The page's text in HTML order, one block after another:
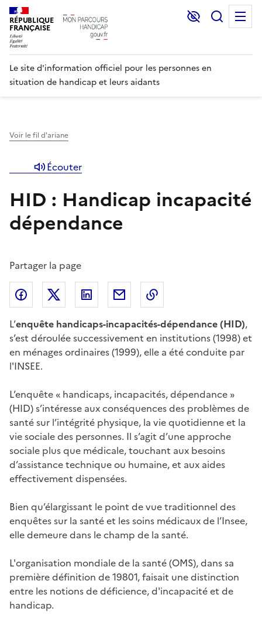
RÉPUBLIQUE
FRANÇAISE
Lecture et
Le site d'information officiel pour les personnes en
situation de handicap et leurs aidants
Voir le fil d'ariane
Écouter
HID : Handicap incapacité
dépendance
Partager la page
Partager l'article surFacebook
Partager l'article sur X (anciennement
Partager l'article sur
Partager l'article par courriel
L’enquête handicaps-incapacités-dépendance (HID),
s’est déroulée successivement en institutions (1998) et
en ménages ordinaires (1999), elle a été conduite par
l'INSEE.
L’enquête « handicaps, incapacités, dépendance »
(HID) s’intéresse aux conséquences des problèmes de
santé sur l’intégrité physique, la vie quotidienne et la
vie sociale des personnes. Il s’agit d’une approche
sociale plus que médicale, touchant aux besoins
d’assistance technique ou humaine, et aux aides
effectivement dispensées.
Bien qu’élargissant le point de vue traditionnel des
enquêtes sur la santé et les soins médicaux de l’Insee,
elle demeure dans le champ de la santé.
L'organisation mondiale de la santé (OMS), dans sa
première définition de 19801, faisait une distinction
entre les notions de déficience, d'incapacité et de
handicap.